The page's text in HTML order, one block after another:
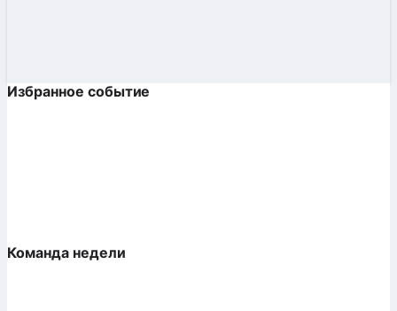
Избранное событие
Команда недели